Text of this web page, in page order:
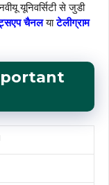
यूनिवर्सिटी से जुडी
चैनलयाटेलीग्राम